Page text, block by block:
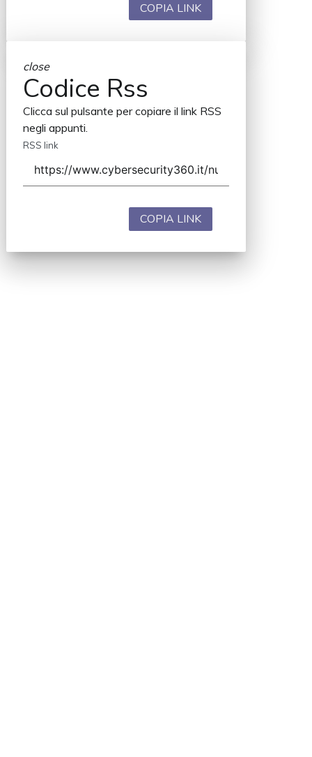
COPIA LINK
close
Codice Rss
Clicca sul pulsante per copiare il link RSS
negli appunti.
RSS link
COPIA LINK